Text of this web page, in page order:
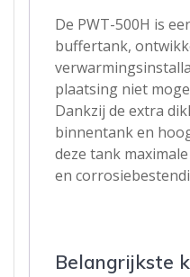
De PWT-500H is
buffertank,
plaatsing niet
Dankzij de extra
binnentank en
deze tank
en
Belangrijkste